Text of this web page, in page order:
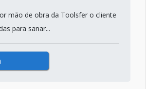
mão de obra da Toolsfer o cliente
para sanar...